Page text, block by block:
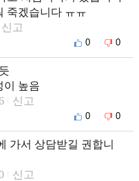
죽겠습니다 ㅠㅠ
신고
0 0
이 높음
신고
0 0
가서 상담받길 권합니
신고